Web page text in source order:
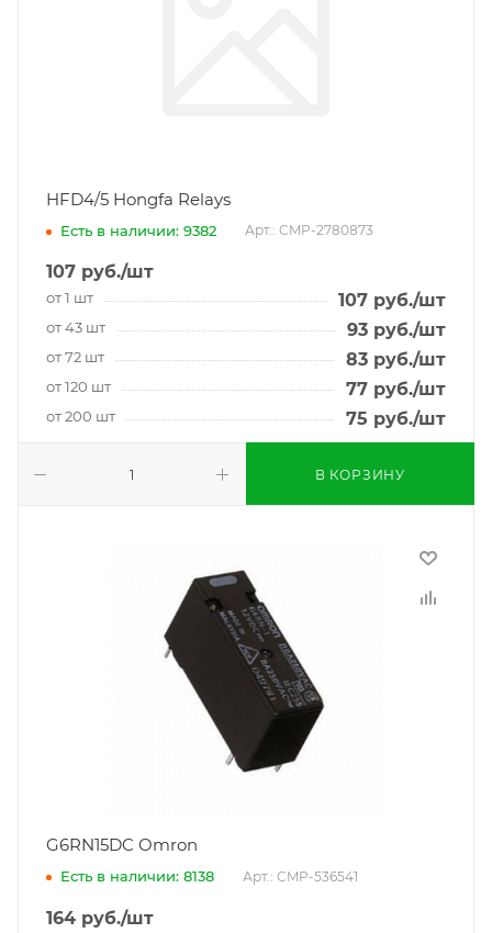
HFD4/5 Hongfa Relays
Есть в наличии: 9382 Арт.: CMP-2780873
107 руб./шт
от 1 шт 107 руб./шт
от 43 шт 93 руб./шт
от 72 шт 83 руб./шт
от 120 шт 77 руб./шт
от 200 шт 75 руб./шт
В КОРЗИНУ
G6RN15DC Omron
Есть в наличии: 8138 Арт.: CMP-536541
164 руб./шт